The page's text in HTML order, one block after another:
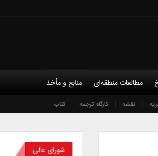
مطالعات منطقه‌ای منابع و مأخذ
نقشه کارگاه ترجمه کتاب
شورای عالی